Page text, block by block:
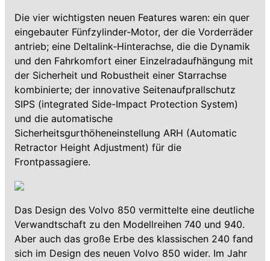
Die vier wichtigsten neuen Features waren: ein quer
eingebauter Fünfzylinder-Motor, der die Vorderräder
antrieb; eine Deltalink-Hinterachse, die die Dynamik
und den Fahrkomfort einer Einzelradaufhängung mit
der Sicherheit und Robustheit einer Starrachse
kombinierte; der innovative Seitenaufprallschutz
SIPS (integrated Side-Impact Protection System)
und die automatische
Sicherheitsgurthöheneinstellung ARH (Automatic
Retractor Height Adjustment) für die
Frontpassagiere.
Das Design des Volvo 850 vermittelte eine deutliche
Verwandtschaft zu den Modellreihen 740 und 940.
Aber auch das große Erbe des klassischen 240 fand
sich im Design des neuen Volvo 850 wider. Im Jahr